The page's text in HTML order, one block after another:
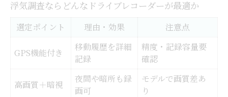
浮気調査ならどんなドライブレコーダーが最適か
選定ポイント 理由・効果 注意点
GPS機能付き
移動履歴を詳細
記録
精度・記録容量要
確認
高画質＋暗視
夜間や暗所も録
画可
モデルで画質差あ
り